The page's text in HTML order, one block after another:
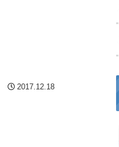
2017.12.18